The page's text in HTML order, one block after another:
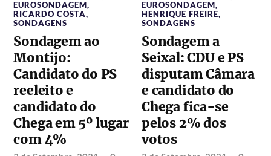
EUROSONDAGEM,
RICARDO COSTA,
SONDAGENS
Sondagem ao
Montijo:
Candidato do PS
reeleito e
candidato do
Chega em 5º lugar
com 4%
EUROSONDAGEM,
HENRIQUE FREIRE,
SONDAGENS
Sondagem a
Seixal: CDU e PS
disputam Câmara
e candidato do
Chega fica-se
pelos 2% dos
votos